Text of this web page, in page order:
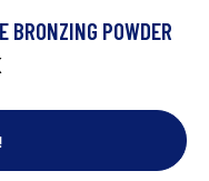
BRONZING POWDER